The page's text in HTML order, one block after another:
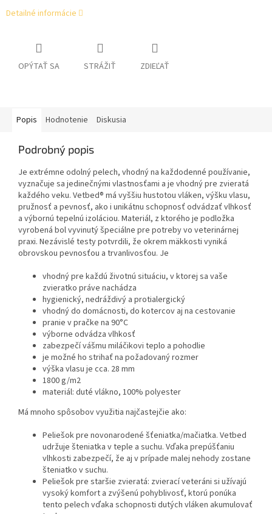
Detailné informácie
OPÝTAŤ SA STRÁŽIŤ ZDIEĽAŤ
Popis Hodnotenie Diskusia
Podrobný popis
Je extrémne odolný pelech, vhodný na každodenné používanie,
vyznačuje sa jedinečnými vlastnosťami a je vhodný pre zvieratá
každého veku. Vetbed® má vyššiu hustotou vláken, výšku vlasu,
pružnosť a pevnosť, ako i unikátnu schopnosť odvádzať vlhkosť
a výbornú tepelnú izoláciou. Materiál, z ktorého je podložka
vyrobená bol vyvinutý špeciálne pre potreby vo veterinárnej
praxi. Nezávislé testy potvrdili, že okrem mäkkosti vyniká
obrovskou pevnosťou a trvanlivosťou. Je
vhodný pre každú životnú situáciu, v ktorej sa vaše
zvieratko práve nachádza
hygienický, nedráždivý a protialergický
vhodný do domácnosti, do kotercov aj na cestovanie
pranie v pračke na 90°C
výborne odvádza vlhkosť
zabezpečí vášmu miláčikovi teplo a pohodlie
je možné ho strihať na požadovaný rozmer
výška vlasu je cca. 28 mm
1800 g/m2
materiál: duté vlákno, 100% polyester
Má mnoho spôsobov využitia najčastejčie ako:
Peliešok pre novonarodené šťeniatka/mačiatka. Vetbed
udržuje šteniatka v teple a suchu. Vďaka prepúšťaniu
vlhkosti zabezpečí, že aj v prípade malej nehody zostane
šteniatko v suchu.
Peliešok pre staršie zvieratá: zvierací veteráni si užívajú
vysoký komfort a zvýšenú pohyblivosť, ktorú ponúka
tento pelech vďaka schopnosti dutých vláken akumulovať